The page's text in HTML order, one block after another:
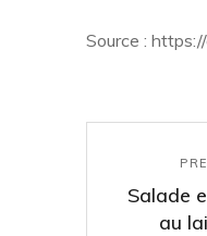
Source :
Salade
au